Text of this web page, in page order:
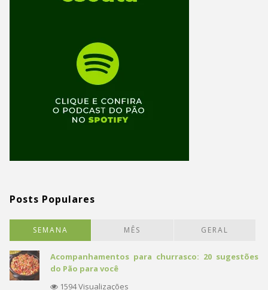
Posts Populares
SEMANA MÊS GERAL
Acompanhamentos para churrasco: 20 sugestões
do Pão para você
1594 Visualizações